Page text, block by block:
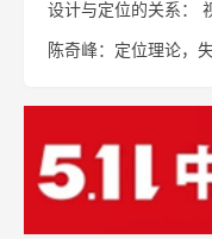
设计与定位的关系：
陈奇峰：定位理论，